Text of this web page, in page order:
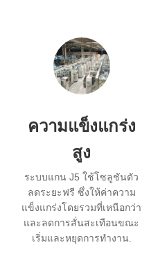
ความแข็งแกร่ง
สูง
ระบบแกน J5 ใช้โซลูชันตัว
ลดระยะฟรี ซึ่งให้ค่าความ
แข็งแกร่งโดยรวมที่เหนือกว่า
และลดการสั่นสะเทือนขณะ
เริ่มและหยุดการทำงาน.